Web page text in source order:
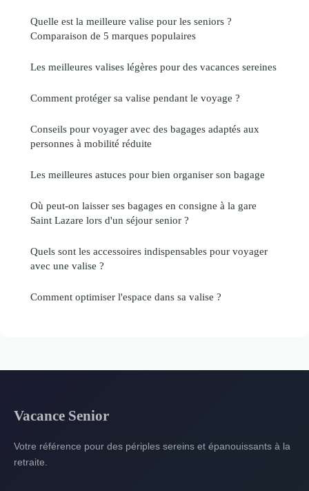
Quelle est la meilleure valise pour les seniors ?
Comparaison de 5 marques populaires
Les meilleures valises légères pour des vacances sereines
Comment protéger sa valise pendant le voyage ?
Conseils pour voyager avec des bagages adaptés aux
personnes à mobilité réduite
Les meilleures astuces pour bien organiser son bagage
Où peut-on laisser ses bagages en consigne à la gare
Saint Lazare lors d'un séjour senior ?
Quels sont les accessoires indispensables pour voyager
avec une valise ?
Comment optimiser l'espace dans sa valise ?
Vacance Senior
Votre référence pour des périples sereins et épanouissants à la
retraite.